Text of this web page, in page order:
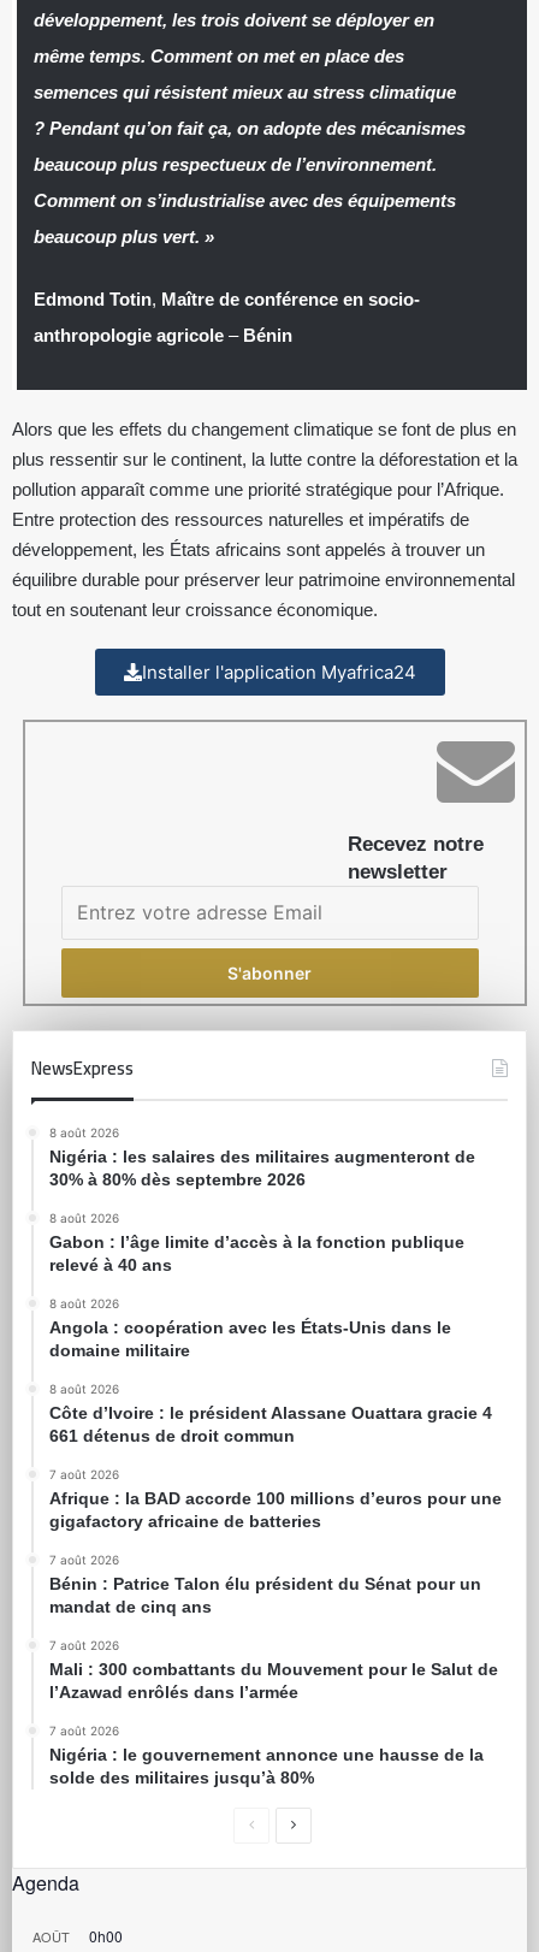
développement, les trois doivent se déployer en
même temps. Comment on met en place des
semences qui résistent mieux au stress climatique
? Pendant qu’on fait ça, on adopte des mécanismes
beaucoup plus respectueux de l’environnement.
Comment on s’industrialise avec des équipements
beaucoup plus vert. »
Edmond Totin, Maître de conférence en socio-
anthropologie agricole– Bénin
Alors que les effets du changement climatique se font de plus en
plus ressentir sur le continent, la lutte contre la déforestation et la
pollution apparaît comme une priorité stratégique pour l’Afrique.
Entre protection des ressources naturelles et impératifs de
développement, les États africains sont appelés à trouver un
équilibre durable pour préserver leur patrimoine environnemental
tout en soutenant leur croissance économique.
Installer l'application Myafrica24
Recevez notre
newsletter
NewsExpress
8 août 2026
Nigéria : les salaires des militaires augmenteront de
30% à 80% dès septembre 2026
8 août 2026
Gabon : l’âge limite d’accès à la fonction publique
relevé à 40 ans
8 août 2026
Angola : coopération avec les États-Unis dans le
domaine militaire
8 août 2026
Côte d’Ivoire : le président Alassane Ouattara gracie 4
661 détenus de droit commun
7 août 2026
Afrique : la BAD accorde 100 millions d’euros pour une
gigafactory africaine de batteries
7 août 2026
Bénin : Patrice Talon élu président du Sénat pour un
mandat de cinq ans
7 août 2026
Mali : 300 combattants du Mouvement pour le Salut de
l’Azawad enrôlés dans l’armée
7 août 2026
Nigéria : le gouvernement annonce une hausse de la
solde des militaires jusqu’à 80%
Agenda
AOÛT 0h00